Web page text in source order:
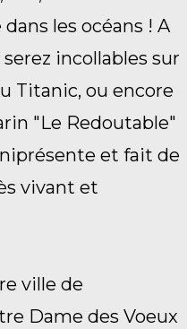
les océans ! A
incollables sur
Titanic, ou encore
"Le Redoutable"
et fait de
vivant et
ville de
Dame des Voeux